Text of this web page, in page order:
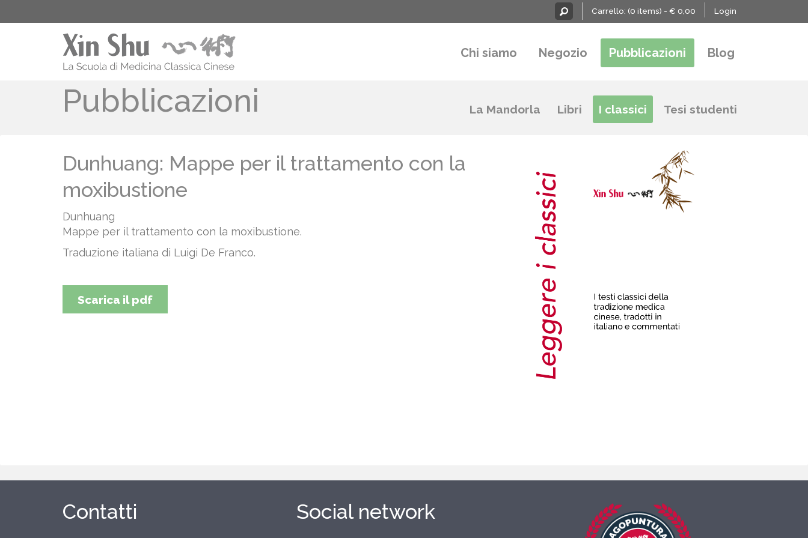
Carrello: (0 items) - € 0,00 Login
Chi siamo Negozio Pubblicazioni Blog
Pubblicazioni La Mandorla Libri I classici Tesi studenti
Dunhuang: Mappe per il trattamento con la
moxibustione
Dunhuang
Mappe per il trattamento con la moxibustione.
Traduzione italiana di Luigi De Franco.
Scarica il pdf
Contatti Social network